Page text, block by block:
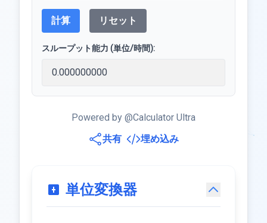
計算 リセット
スループット能力 (単位/時間):
Powered by @Calculator Ultra
共有
埋め込み
単位変換器